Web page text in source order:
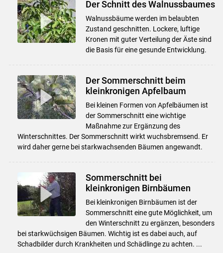
Der Schnitt des Walnussbaumes
Walnussbäume werden im belaubten
Zustand geschnitten. Lockere, luftige
Kronen mit guter Verteilung der Äste sind
die Basis für eine gesunde Entwicklung.
Der Sommerschnitt beim
kleinkronigen Apfelbaum
Bei kleinen Formen von Apfelbäumen ist
der Sommerschnitt eine wichtige
Maßnahme zur Ergänzung des
Winterschnittes. Der Sommerschnitt wirkt wuchsbremsend. Er
wird daher gerne bei starkwachsenden Bäumen angewandt.
Sommerschnitt bei
kleinkronigen Birnbäumen
Bei kleinkronigen Birnbäumen ist der
Sommerschnitt eine gute Möglichkeit, um
den Winterschnitt zu ergänzen, besonders
bei starkwüchsigen Bäumen. Wichtig ist es dabei auch, auf
Schadbilder durch Krankheiten und Schädlinge zu achten. ...